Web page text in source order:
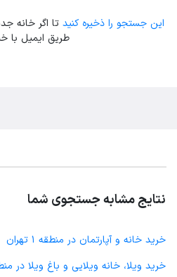
این جستجو را ذخیره کنید تا اگر خانه
طریق ایمیل با
نتایج مشابه جستجوی شما
خرید خانه و آپارتمان در منطقه 1 تهران
خرید ویلا، خانه ویلایی و باغ ویلا در منطقه 1